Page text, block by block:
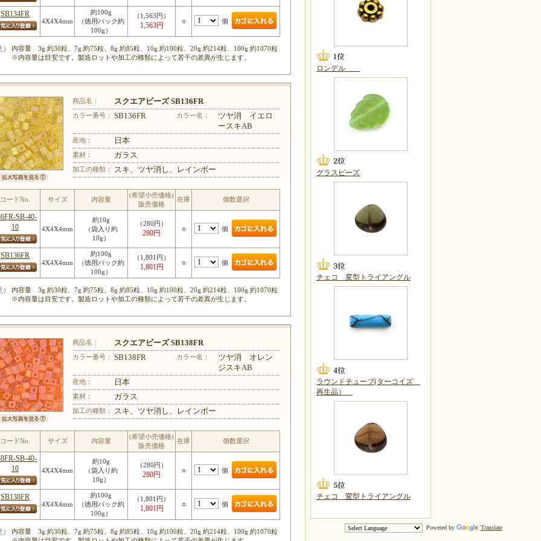
SB134FR
4X4X4mm
約100g
（徳用パック約
100g）
（1,563円）
1,563円 ○ 個
内容量 3g 約30粒、7g 約75粒、8g 約85粒、10g 約100粒、20g 約214粒、100g 約1070粒
※内容量は目安です。製造ロットや加工の種類によって若干の差異が生じます。
商品名： スクエアビーズ SB136FR
カラー番号： SB136FR カラー名：
ツヤ消 イエロ
ースキAB
産地： 日本
素材： ガラス
加工の種類： スキ、ツヤ消し、レインボー
コードNo. サイズ 内容量
(希望小売価格)
販売価格
在庫 個数選択
SB-40-
10
4X4X4mm
約10g
（袋入り約
10g）
（280円）
280円 ○ 個
SB136FR
4X4X4mm
約100g
（徳用パック約
100g）
（1,801円）
1,801円 ○ 個
内容量 3g 約30粒、7g 約75粒、8g 約85粒、10g 約100粒、20g 約214粒、100g 約1070粒
※内容量は目安です。製造ロットや加工の種類によって若干の差異が生じます。
商品名： スクエアビーズ SB138FR
カラー番号： SB138FR カラー名：
ツヤ消 オレン
ジスキAB
産地： 日本
素材： ガラス
加工の種類： スキ、ツヤ消し、レインボー
コードNo. サイズ 内容量
(希望小売価格)
販売価格
在庫 個数選択
SB-40-
10
4X4X4mm
約10g
（袋入り約
10g）
（280円）
280円 ○ 個
SB138FR
4X4X4mm
約100g
（徳用パック約
100g）
（1,801円）
1,801円 ○ 個
内容量 3g 約30粒、7g 約75粒、8g 約85粒、10g 約100粒、20g 約214粒、100g 約1070粒
ロンデル
グラスビーズ
チェコ 変型トライアングル
ラウンドチューブ(ターコイズ
再生品）
チェコ 変型トライアングル
Powered by Translate